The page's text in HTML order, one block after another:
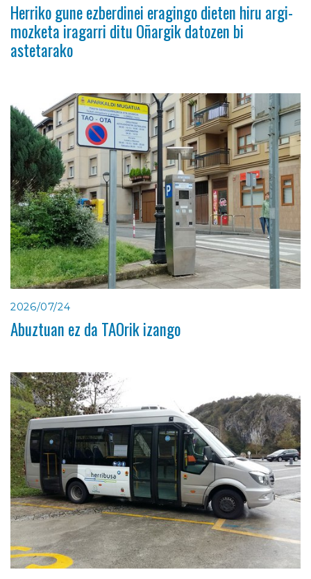
Herriko gune ezberdinei eragingo dieten hiru argi-
mozketa iragarri ditu Oñargik datozen bi
astetarako
2026/07/24
Abuztuan ez da TAOrik izango